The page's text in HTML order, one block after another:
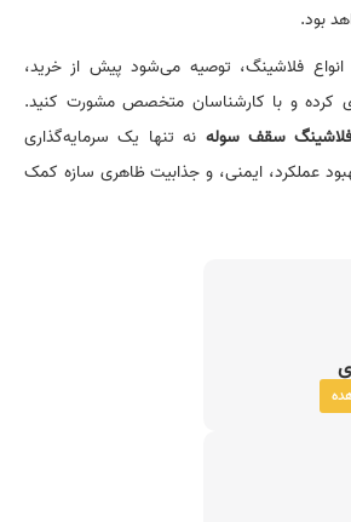
بود.
انواع فلاشینگ، توصیه می‌شود پیش از خرید،
کرده و با کارشناسان متخصص مشورت کنید.
سقف سوله نه تنها یک سرمایه‌گذاری
عملکرد، ایمنی، و جذابیت ظاهری سازه کمک